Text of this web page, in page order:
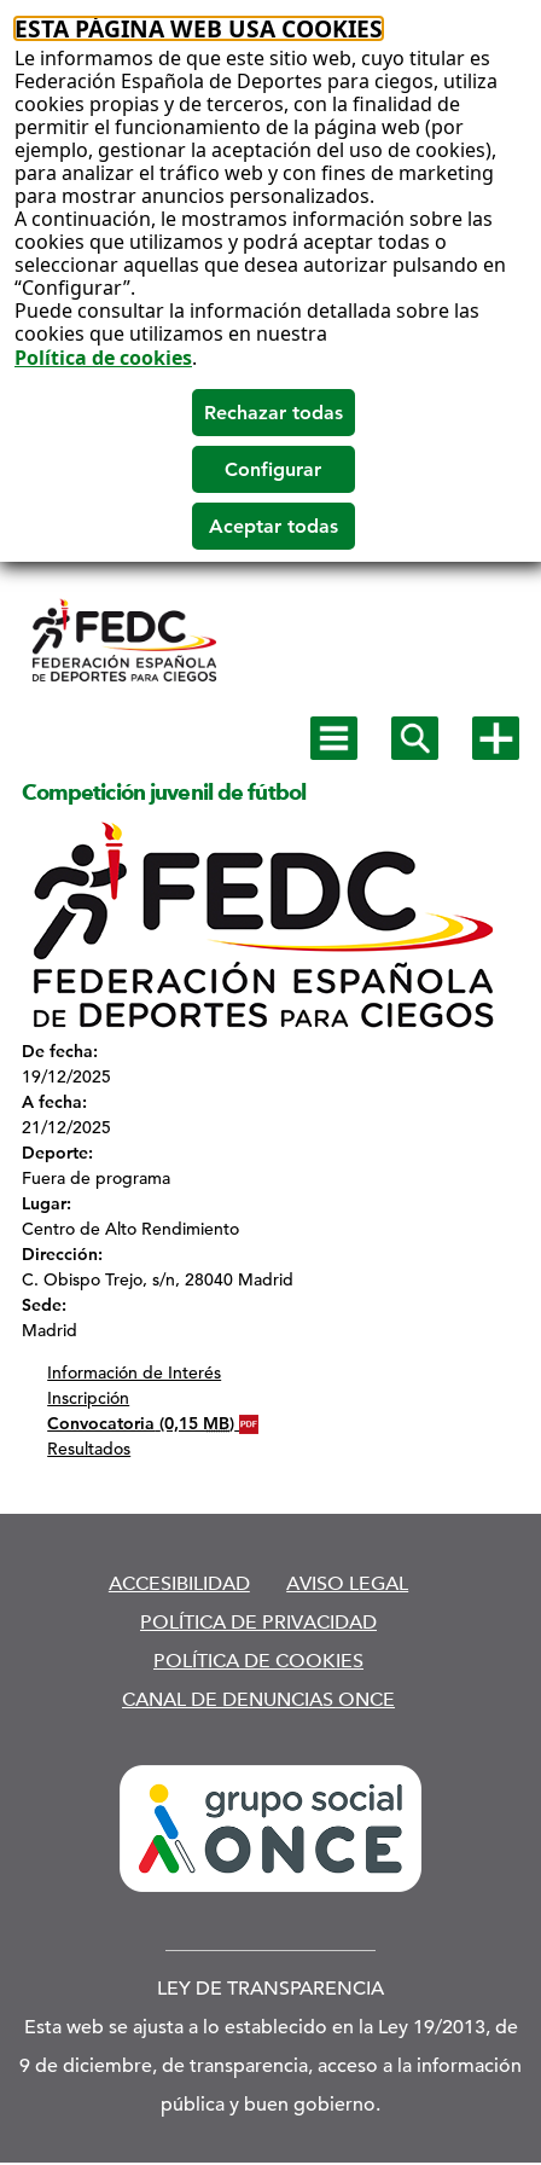
ESTA PÁGINA WEB USA COOKIES
Le informamos de que este sitio web, cuyo titular es
Federación Española de Deportes para ciegos, utiliza
cookies propias y de terceros, con la finalidad de
permitir el funcionamiento de la página web (por
ejemplo, gestionar la aceptación del uso de cookies),
para analizar el tráfico web y con fines de marketing
para mostrar anuncios personalizados.
A continuación, le mostramos información sobre las
cookies que utilizamos y podrá aceptar todas o
seleccionar aquellas que desea autorizar pulsando en
“Configurar”.
Puede consultar la información detallada sobre las
cookies que utilizamos en nuestra
Política de cookies.
Salto a
Mostrar
menú
Mostrar
buscadormás
Competición juvenil de fútbol
De fecha:
19/12/2025
A fecha:
21/12/2025
Deporte:
Fuera de programa
Lugar:
Centro de Alto Rendimiento
Dirección:
C. Obispo Trejo, s/n, 28040 Madrid
Sede:
Madrid
Información de Interés
Inscripción
Convocatoria (0,15 MB)
Resultados
ACCESIBILIDAD
AVISO LEGAL
POLÍTICA DE PRIVACIDAD
POLÍTICA DE COOKIES
CANAL DE DENUNCIAS ONCE
LEY DE TRANSPARENCIA
Esta web se ajusta a lo establecido en la Ley 19/2013, de
9 de diciembre, de transparencia, acceso a la información
pública y buen gobierno.